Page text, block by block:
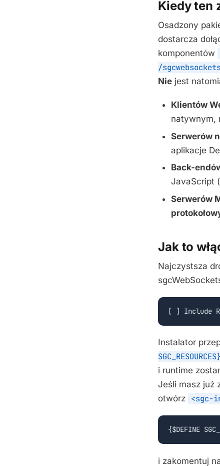
Kiedy ten
Osadzony
dostarcza
komponentów
/
Nie jest
Klientów
natywnym,
Serwerów
aplikacje
Back-
JavaScript
Serwerów
Jak to
Najczystsza
[ ] Include
Instalator
SGC_RESOURCES}
i runtime
Jeśli masz już
otwórz <sgc-
{$DEFINE
i zakomentuj